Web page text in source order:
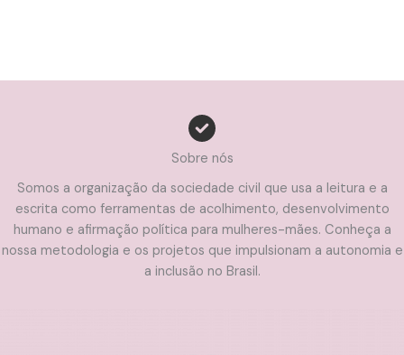
Sobre nós
Somos a organização da sociedade civil que usa a leitura e a
escrita como ferramentas de acolhimento, desenvolvimento
humano e afirmação política para mulheres-mães. Conheça a
nossa metodologia e os projetos que impulsionam a autonomia e
a inclusão no Brasil.